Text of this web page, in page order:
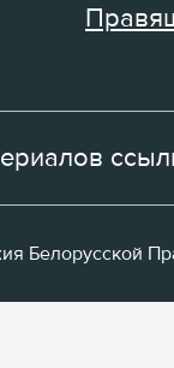
Белорусской